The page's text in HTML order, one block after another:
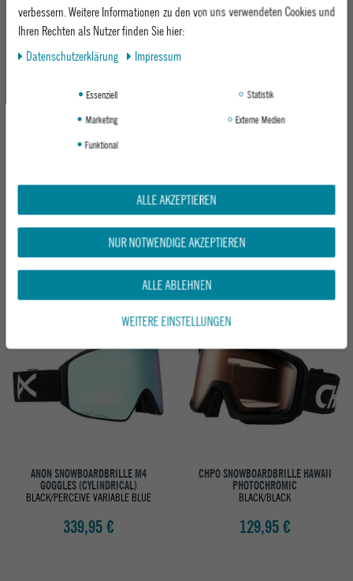
-20%
ANON SNOWBOARDBRILLE M5S
GOGGLES + BL + MFI® FACE MASK
ab 254,95 €
ANON SNOWBOARDBRILLE M6
ab 239,95 €
ANON SNOWBOARDBRILLE M4
GOGGLES (CYLINDRICAL)
BLACK/PERCEIVE VARIABLE BLUE
339,95 €
CHPO SNOWBOARDBRILLE HAWAII
PHOTOCHROMIC
BLACK/BLACK
129,95 €
verbessern. Weitere Informationen zu den von uns verwendeten Cookies und
Ihren Rechten als Nutzer finden Sie hier:
Daten­schutz­erklärung
Impressum
Essenziell
Statistik
Marketing
Externe Medien
Funktional
ALLE AKZEPTIEREN
NUR NOTWENDIGE AKZEPTIEREN
ALLE ABLEHNEN
WEITERE EINSTELLUNGEN